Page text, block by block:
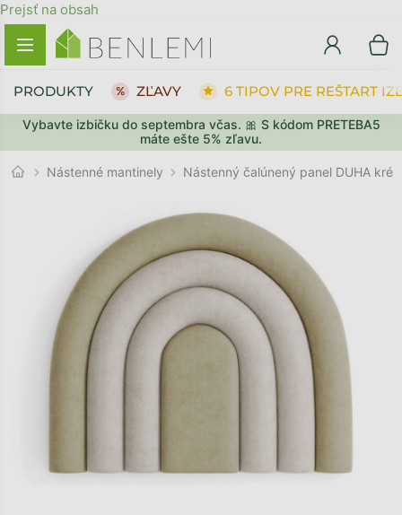
Prejsť na obsah
Vybavte izbičku do septembra včas. 🎀 S kódom PRETEBA5
máte ešte 5% zľavu.
PRODUKTY ZĽAVY 6 TIPOV PRE REŠTART
Nástenné mantinely Nástenný čalúnený panel DUHA
SPÄŤ DO OBCHODU PREJSŤ DO KOŠÍKA
SPÄŤ DO OBCHODU PREJSŤ DO KOŠÍKA